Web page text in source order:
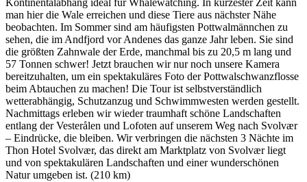
Kontinentalabhang ideal für Whalewatching. In kürzester Zeit kann
man hier die Wale erreichen und diese Tiere aus nächster Nähe
beobachten. Im Sommer sind am häufigsten Pottwalmännchen zu
sehen, die im Andfjord vor Andenes das ganze Jahr leben. Sie sind
die größten Zahnwale der Erde, manchmal bis zu 20,5 m lang und
57 Tonnen schwer! Jetzt brauchen wir nur noch unsere Kamera
bereitzuhalten, um ein spektakuläres Foto der Pottwalschwanzflosse
beim Abtauchen zu machen! Die Tour ist selbstverständlich
wetterabhängig, Schutzanzug und Schwimmwesten werden gestellt.
Nachmittags erleben wir wieder traumhaft schöne Landschaften
entlang der Vesterålen und Lofoten auf unserem Weg nach Svolvær
– Eindrücke, die bleiben. Wir verbringen die nächsten 3 Nächte im
Thon Hotel Svolvær, das direkt am Marktplatz von Svolvær liegt
und von spektakulären Landschaften und einer wunderschönen
Natur umgeben ist. (210 km)